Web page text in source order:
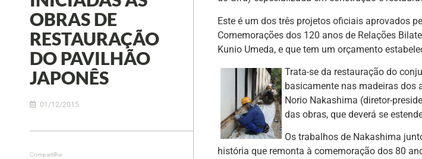
OBRAS DE
RESTAURAÇÃO
DO PAVILHÃO
JAPONÊS
01/12/2015
Compartilhe
Este é um dos três projetos oficiais aprovados
Comemorações dos 120 anos de Relações
Kunio Umeda, e que tem um orçamento
Trata-se da restauração do
basicamente nas madeiras dos
Norio Nakashima (diretor-
das obras, que deverá se
Os trabalhos de Nakashima
história que remonta à comemoração dos 80